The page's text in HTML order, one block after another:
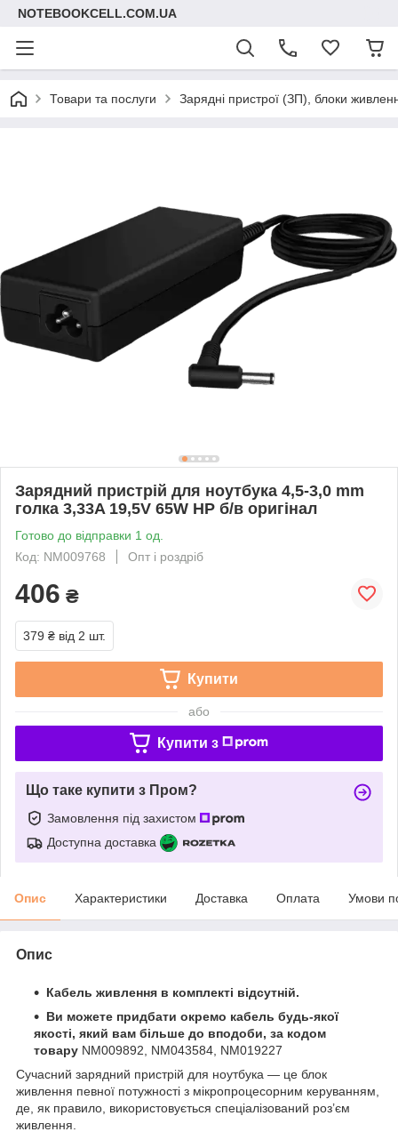
NOTEBOOKCELL.COM.UA
Товари та послуги Зарядні пристрої (ЗП), блоки
Зарядний пристрій для ноутбука 4,5-3,0 mm
голка 3,33A 19,5V 65W HP б/в оригінал
Готово до відправки 1 од.
Код: NM009768
Опт і роздріб
406 ₴
379 ₴ від 2 шт.
Купити
або
Купити з
Що таке купити з Пром?
Замовлення під захистом
Доступна доставка
Опис Характеристики Доставка Оплата Умови
Опис
Кабель живлення в комплекті відсутній.
Ви можете придбати окремо кабель будь-якої
якості, який вам більше до вподоби, за кодом
товару NM009892, NM043584, NM019227
Сучасний зарядний пристрій для ноутбука — це блок
живлення певної потужності з мікропроцесорним керуванням,
де, як правило, використовується спеціалізований роз’єм
живлення.